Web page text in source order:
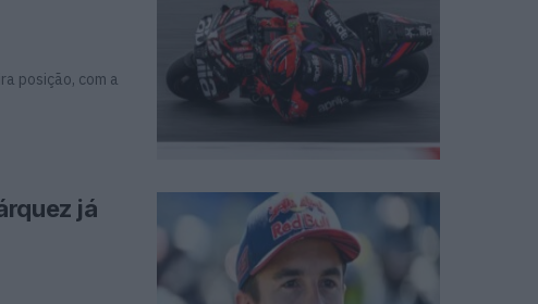
posição, com a
já